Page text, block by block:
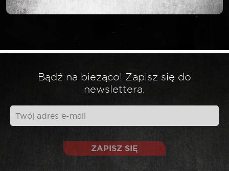
Wymagane pola są oznaczone
*
Twoja opinia*
Bądź na bieżąco! Zapisz się do
newslettera.
ZAPISZ SIĘ